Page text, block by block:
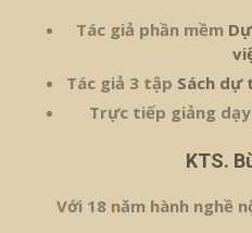
Tác giả phần mềm
Tác giả 3 tập Sách dự
Trực tiếp giảng dạy
KTS.
Với 18 năm hành nghề